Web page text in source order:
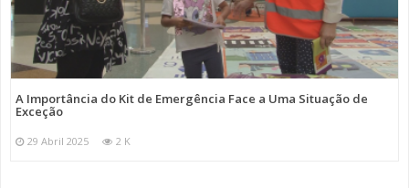
A Importância do Kit de Emergência Face a Uma Situação de
Exceção
29 Abril 2025 2 K